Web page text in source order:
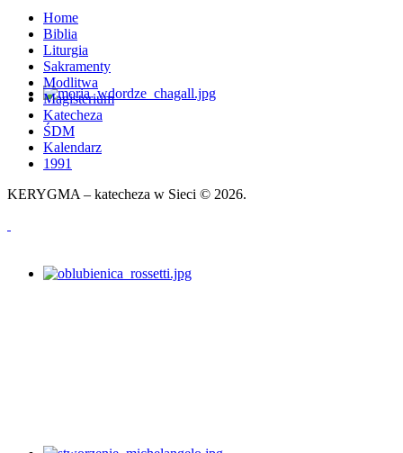
Home
Biblia
Liturgia
Sakramenty
Modlitwa
Magisterium
Katecheza
ŚDM
Kalendarz
1991
KERYGMA – katecheza w Sieci © 2026.